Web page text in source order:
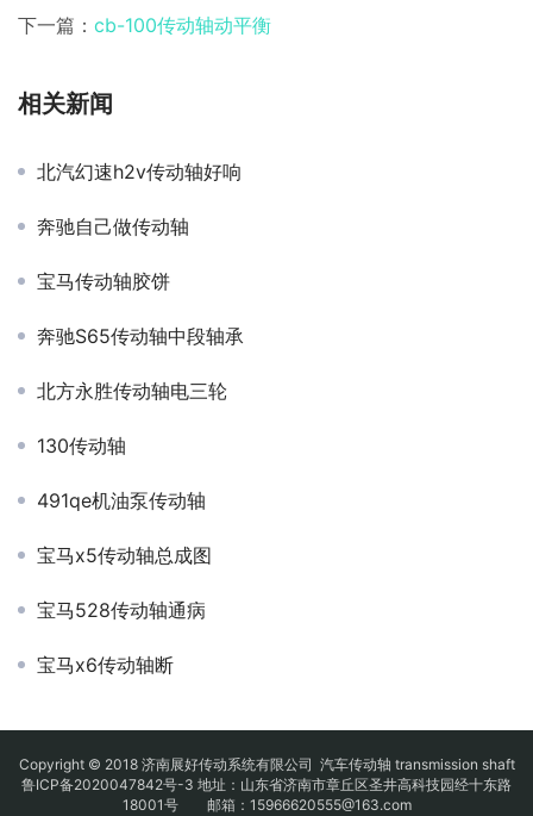
下一篇： cb-100传动轴动平衡
相关新闻
北汽幻速h2v传动轴好响
奔驰自己做传动轴
宝马传动轴胶饼
奔驰S65传动轴中段轴承
北方永胜传动轴电三轮
130传动轴
491qe机油泵传动轴
宝马x5传动轴总成图
宝马528传动轴通病
宝马x6传动轴断
Copyright © 2018 济南展好传动系统有限公司 汽车传动轴 transmission shaft
鲁ICP备2020047842号-3 地址：山东省济南市章丘区圣井高科技园经十东路
18001号 邮箱：15966620555@163.com